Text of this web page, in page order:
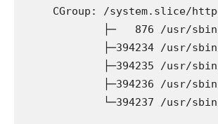
CGroup: /system.slice/
├─   876 /usr/
├─394234 /usr/
├─394235 /usr/
├─394236 /usr/
└─394237 /usr/